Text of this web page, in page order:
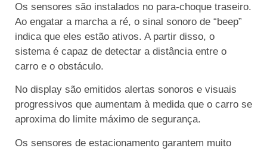
Os sensores são instalados no para-choque traseiro.
Ao engatar a marcha a ré, o sinal sonoro de “beep”
indica que eles estão ativos. A partir disso, o
sistema é capaz de detectar a distância entre o
carro e o obstáculo.
No display são emitidos alertas sonoros e visuais
progressivos que aumentam à medida que o carro se
aproxima do limite máximo de segurança.
Os sensores de estacionamento garantem muito